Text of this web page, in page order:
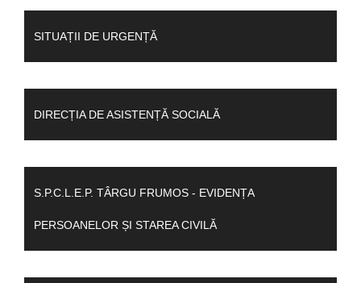
SITUAȚII DE URGENȚĂ
DIRECȚIA DE ASISTENȚĂ SOCIALĂ
S.P.C.L.E.P. TÂRGU FRUMOS - EVIDENȚA
PERSOANELOR ȘI STAREA CIVILĂ